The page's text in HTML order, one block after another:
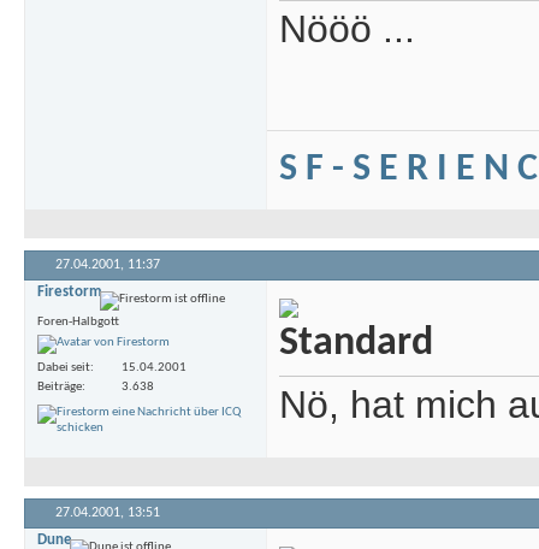
Nööö ...
S F - S E R I E N
27.04.2001, 11:37
Firestorm
Foren-Halbgott
Dabei seit
15.04.2001
Beiträge
3.638 Nö, hat mich
27.04.2001, 13:51
Dune